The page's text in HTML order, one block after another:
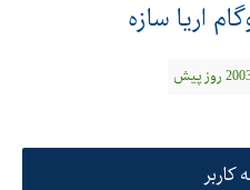
اریا سازه
روز پیش
کاربر